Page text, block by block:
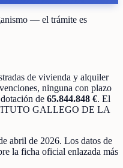
— el trámite es
de vivienda y alquiler
, ninguna con plazo
de 65.844.848 €. El
GALLEGO DE LA
abril de 2026. Los datos de
la ficha oficial enlazada más